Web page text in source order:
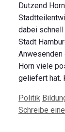
Dutzend
dabei
Stadt
Horn viele
geliefert hat.
Kategorien
Politik
Schreibe